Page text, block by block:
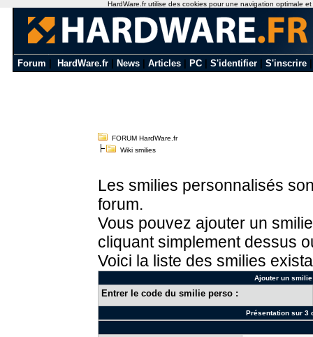
Forum HardWare.fr News Articles PC S'identifier S'inscrire
FORUM HardWare.fr
Wiki smilies
Les smilies personnalisés
forum.
Vous pouvez ajouter un
cliquant simplement dessus
Voici la liste des smilies
Ajouter un
Entrer le code du smilie perso :
Présentation sur 3
HardWare.fr utilise des cookies pour une navigation optimale